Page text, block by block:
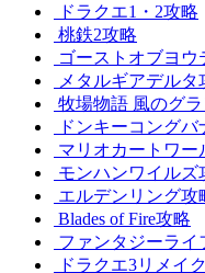
ドラクエ1・2攻略
桃鉄2攻略
ゴーストオブヨウ
メタルギアデルタ
牧場物語 風のグ
ドンキーコングバ
マリオカートワー
モンハンワイルズ
エルデンリング攻
Blades of Fire攻略
ファンタジーライ
ドラクエ3リメイ